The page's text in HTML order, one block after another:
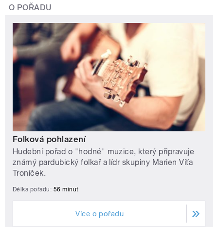
O POŘADU
Folková pohlazení
Hudební pořad o "hodné" muzice, který připravuje
známý pardubický folkař a lídr skupiny Marien Víťa
Troníček.
Délka pořadu: 56 minut
Více o pořadu